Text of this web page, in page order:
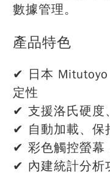
數據管理。
產品特色
✔ 日本 Mitutoyo
定性
✔ 支援洛氏硬度
✔ 自動加載、保
✔ 彩色觸控螢幕
✔ 內建統計分析